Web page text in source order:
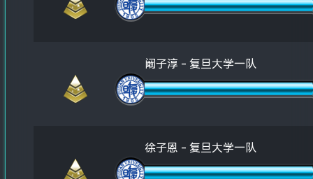
阚子淳 - 复旦大学一队
徐子恩 - 复旦大学一队